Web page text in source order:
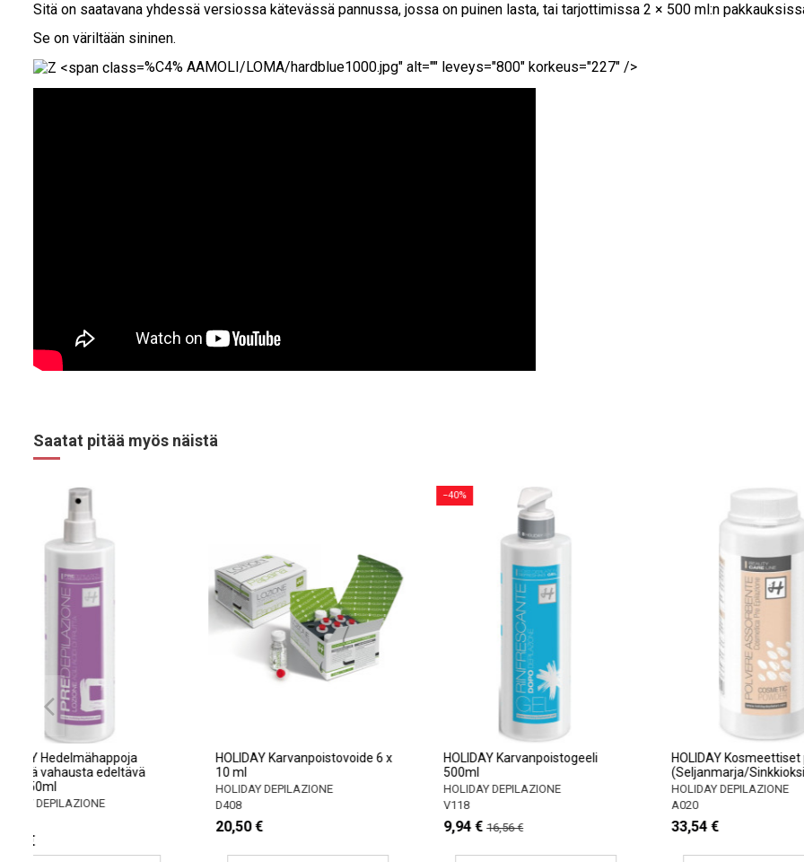
Sitä on saatavana yhdessä versiossa kätevässä pannussa, jossa on puinen lasta, tai tarjottimissa 2 × 500 ml:n
Se on väriltään sininen.
%C4% AAMOLI/LOMA/hardblue1000.jpg" alt="" leveys="800" korkeus="227" />
Saatat pitää myös näistä
HOLIDAY Hedelmähappoja
sisältävä vahausta edeltävä
HOLIDAY DEPILAZIONE
HOLIDAY Karvanpoistovoide 6 x
HOLIDAY DEPILAZIONE
−40%
HOLIDAY Karvanpoistogeeli
HOLIDAY DEPILAZIONE
9,94 €
HOLIDAY
HOLIDAY